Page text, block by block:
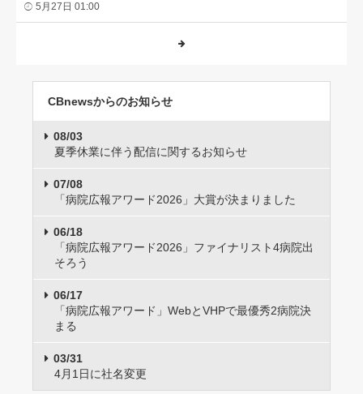
5月27日 01:00
CBnewsからのお知らせ
08/03
夏季休業に伴う配信に関するお知らせ
07/08
「病院広報アワード2026」大賞が決まりました
06/18
「病院広報アワード2026」ファイナリスト4病院出
そろう
06/17
「病院広報アワード」WebとVHPで最優秀2病院決
まる
03/31
4月1日に社名変更